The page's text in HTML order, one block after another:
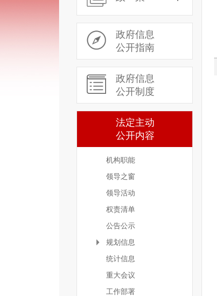
政府信息
公开指南
政府信息
公开制度
法定主动
公开内容
机构职能
领导之窗
领导活动
权责清单
公告公示
规划信息
统计信息
重大会议
工作部署